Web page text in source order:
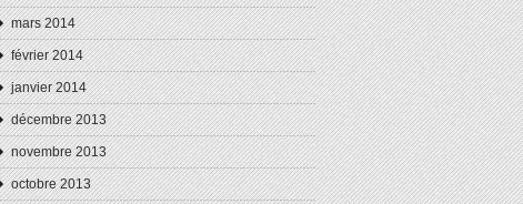
mars 2014
février 2014
janvier 2014
décembre 2013
novembre 2013
octobre 2013